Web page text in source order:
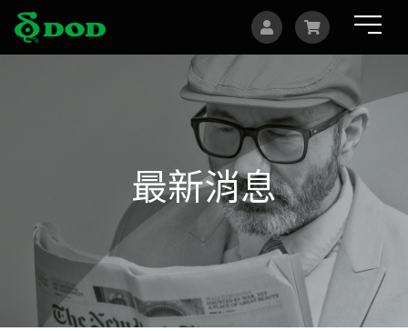
Bosnia and Herzegovina
Canada
Czech
China
最新消息